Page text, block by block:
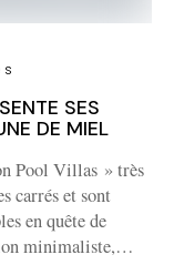
SES
DE MIEL
Pool Villas » très
carrés et sont
en quête de
minimaliste,…